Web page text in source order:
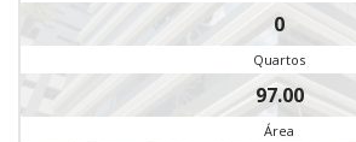
0
Quartos
97.00
Área